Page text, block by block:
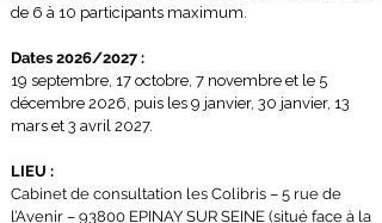
de 6 à 10 participants maximum.
Dates 2026/2027 :
19 septembre, 17 octobre, 7 novembre et le 5
décembre 2026, puis les 9 janvier, 30 janvier, 13
mars et 3 avril 2027.
LIEU :
Cabinet de consultation les Colibris – 5 rue de
l’Avenir – 93800 EPINAY SUR SEINE (situé face à la